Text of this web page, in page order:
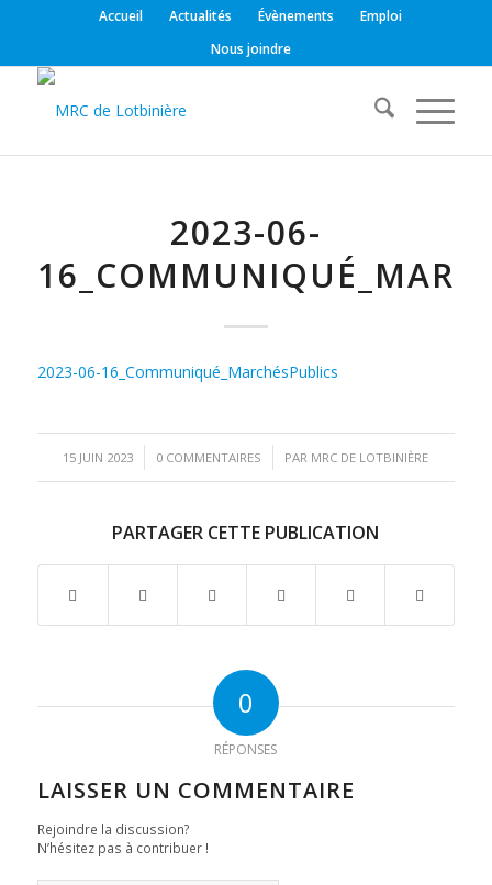
Accueil Actualités Évènements
Emploi
Nous joindre
2023-06-
2023-06-16_Communiqué_MarchésPublics
15 JUIN 2023
/ 0 COMMENTAIRES
/ PAR MRC DE LOTBINIÈRE
PARTAGER CETTE PUBLICATION
0
RÉPONSES
LAISSER UN COMMENTAIRE
Rejoindre la discussion?
N’hésitez pas à contribuer !